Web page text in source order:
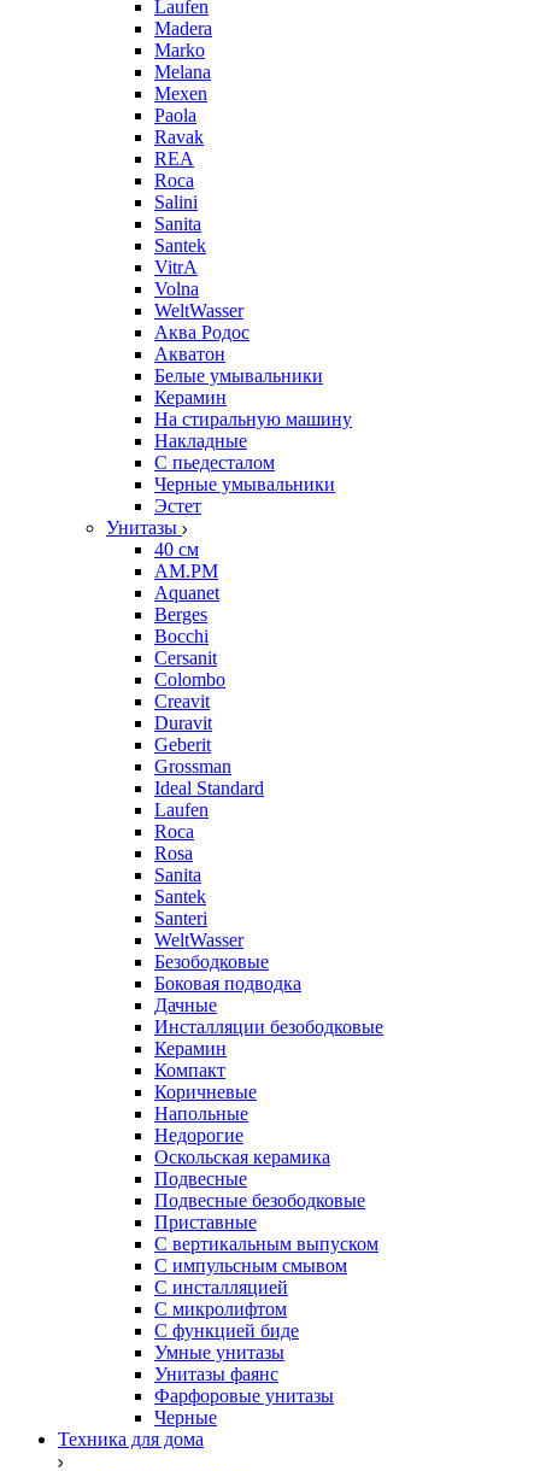
Laufen
Madera
Marko
Melana
Mexen
Paola
Ravak
REA
Roca
Salini
Sanita
Santek
VitrA
Volna
WeltWasser
Аква Родос
Акватон
Белые умывальники
Керамин
На стиральную машину
Накладные
С пьедесталом
Черные умывальники
Эстет
Унитазы
40 см
AM.PM
Aquanet
Berges
Bocchi
Cersanit
Colombo
Creavit
Duravit
Geberit
Grossman
Ideal Standard
Laufen
Roca
Rosa
Sanita
Santek
Santeri
WeltWasser
Безободковые
Боковая подводка
Дачные
Инсталляции безободковые
Керамин
Компакт
Коричневые
Напольные
Недорогие
Оскольская керамика
Подвесные
Подвесные безободковые
Приставные
С вертикальным выпуском
С импульсным смывом
С инсталляцией
С микролифтом
С функцией биде
Умные унитазы
Унитазы фаянс
Фарфоровые унитазы
Черные
Техника для дома